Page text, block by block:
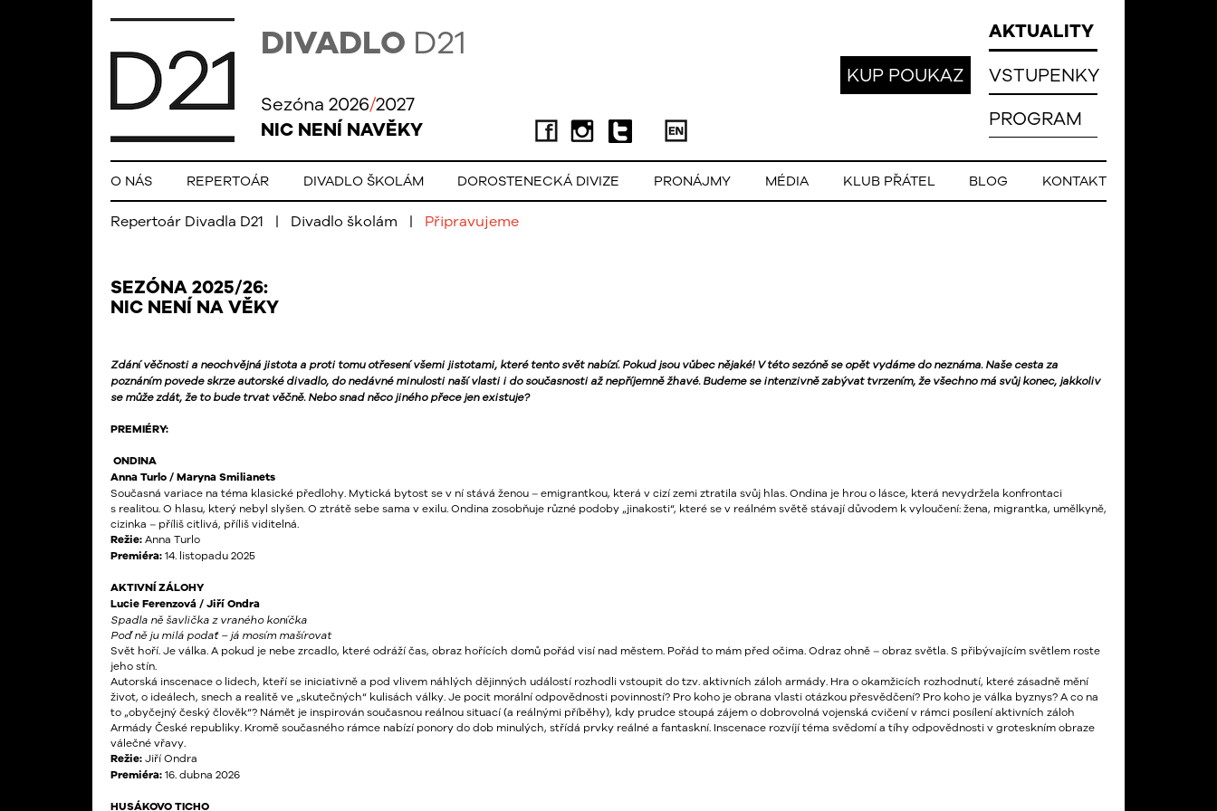
DIVADLO D21
Sezóna 2026/2027
NIC NENÍ NAVĚKY
AKTUALITY
VSTUPENKY
PROGRAM
KUP POUKAZ
O NÁS REPERTOÁR DIVADLO ŠKOLÁM DOROSTENECKÁ DIVIZE PRONÁJMY MÉDIA KLUB PŘÁTEL BLOG KONTAKT
Repertoár Divadla D21 | Divadlo školám | Připravujeme
SEZÓNA 2025/26:
NIC NENÍ NA VĚKY
Zdání věčnosti a neochvějná jistota a proti tomu otřesení všemi jistotami, které tento svět nabízí. Pokud jsou vůbec nějaké! V této sezóně se opět vydáme do neznáma. Naše cesta za
poznáním povede skrze autorské divadlo, do nedávné minulosti naší vlasti i do současnosti až nepříjemně žhavé. Budeme se intenzivně zabývat tvrzením, že všechno má svůj konec, jakkoliv
se může zdát, že to bude trvat věčně. Nebo snad něco jiného přece jen existuje?
PREMIÉRY:
ONDINA
Anna Turlo / Maryna Smilianets
Současná variace na téma klasické předlohy. Mytická bytost se v ní stává ženou – emigrantkou, která v cizí zemi ztratila svůj hlas. Ondina je hrou o lásce, která nevydržela konfrontaci
s realitou. O hlasu, který nebyl slyšen. O ztrátě sebe sama v exilu. Ondina zosobňuje různé podoby „jinakosti“, které se v reálném světě stávají důvodem k vyloučení: žena, migrantka, umělkyně,
cizinka – příliš citlivá, příliš viditelná.
Režie: Anna Turlo
Premiéra: 14. listopadu 2025
AKTIVNÍ ZÁLOHY
Lucie Ferenzová / Jiří Ondra
Spadla ně šavlička z vraného koníčka
Poď ně ju milá podať – já mosím mašírovat
Svět hoří. Je válka. A pokud je nebe zrcadlo, které odráží čas, obraz hořících domů pořád visí nad městem. Pořád to mám před očima. Odraz ohně – obraz světla. S přibývajícím světlem roste
jeho stín.
Autorská inscenace o lidech, kteří se iniciativně a pod vlivem náhlých dějinných událostí rozhodli vstoupit do tzv. aktivních záloh armády. Hra o okamžicích rozhodnutí, které zásadně mění
život, o ideálech, snech a realitě ve „skutečných“ kulisách války. Je pocit morální odpovědnosti povinností? Pro koho je obrana vlasti otázkou přesvědčení? Pro koho je válka byznys? A co na
to „obyčejný český člověk“? Námět je inspirován současnou reálnou situací (a reálnými příběhy), kdy prudce stoupá zájem o dobrovolná vojenská cvičení v rámci posílení aktivních záloh
Armády České republiky. Kromě současného rámce nabízí ponory do dob minulých, střídá prvky reálné a fantaskní. Inscenace rozvíjí téma svědomí a tíhy odpovědnosti v groteskním obraze
válečné vřavy.
Režie: Jiří Ondra
Premiéra: 16. dubna 2026
HUSÁKOVO TICHO